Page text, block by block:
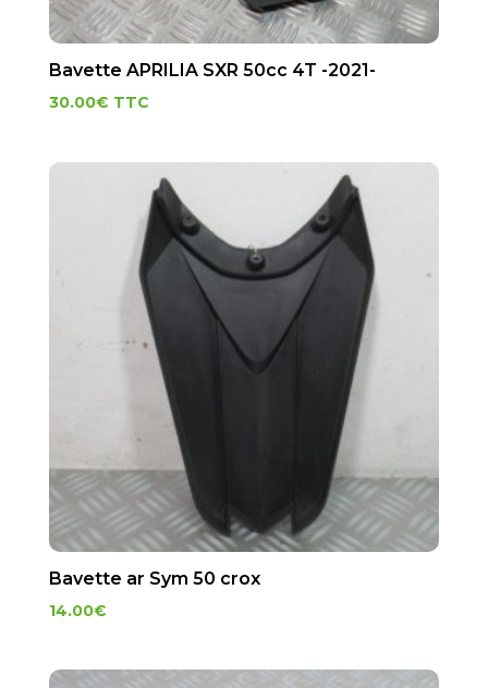
Bavette APRILIA SXR 50cc 4T -2021-
30.00€ TTC
Bavette ar Sym 50 crox
14.00€